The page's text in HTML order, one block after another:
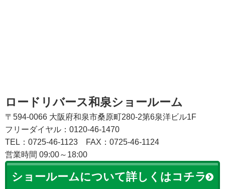
ロードリバース和泉ショールーム
〒594-0066 大阪府和泉市桑原町280-2第6泉洋ビル1F
フリーダイヤル：0120-46-1470
TEL：0725-46-1123
FAX：0725-46-1124
営業時間 09:00～18:00
ショールームについて詳しくはコチラ